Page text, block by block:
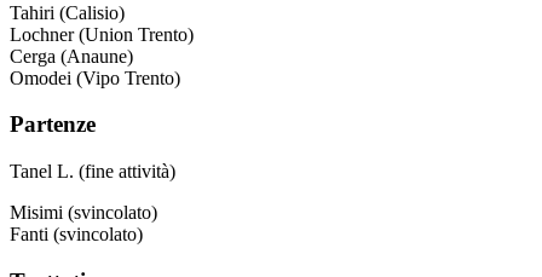
Tahiri (Calisio)
Lochner (Union Trento)
Cerga (Anaune)
Omodei (Vipo Trento)
Partenze
Tanel L. (fine attività)
Misimi (svincolato)
Fanti (svincolato)